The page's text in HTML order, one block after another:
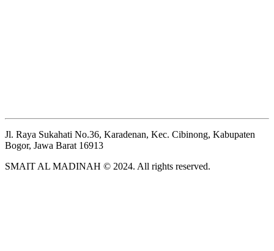
Jl. Raya Sukahati No.36, Karadenan, Kec. Cibinong, Kabupaten
Bogor, Jawa Barat 16913
SMAIT AL MADINAH © 2024. All rights reserved.